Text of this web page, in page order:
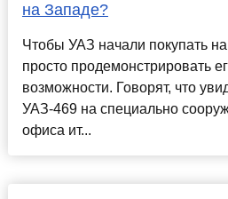
на Западе?
Чтобы УАЗ начали покупать
просто продемонстрировать
возможности. Говорят, что
УАЗ-469 на специально
офиса ит...